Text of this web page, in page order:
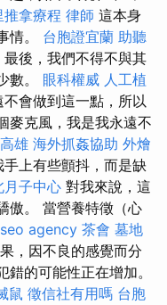
推拿療程 律師 這本身
情。 台胞證宜蘭 助聽
最後，我們不得不與其
數。 眼科權威 人工植
不會做到這一點，所以
麥克風，我是我永遠不
雄 海外抓姦協助 外燴
上有些顫抖，而是缺
月子中心 對我來說，這
傲。 當營養特徵（心
seo agency 茶會 墓地
，因不良的感覺而分
的可能性正在增加。
鼠 徵信社有用嗎 台胞